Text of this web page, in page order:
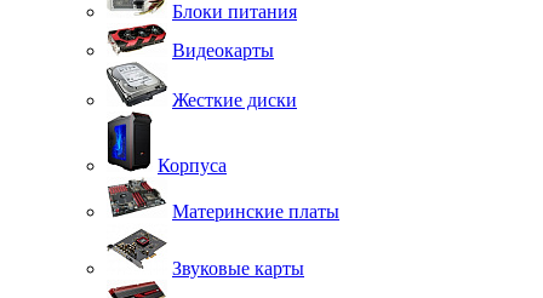
Блоки питания
Видеокарты
Жесткие диски
Корпуса
Материнские платы
Звуковые карты